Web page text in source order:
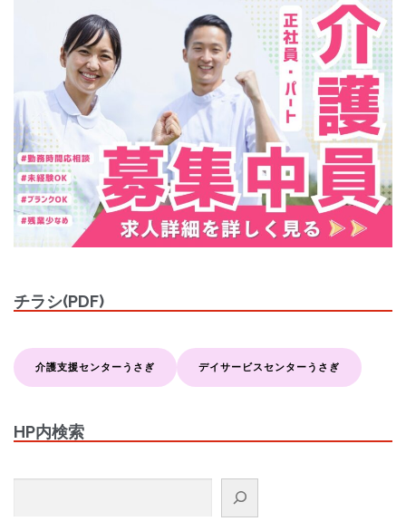
チラシ(PDF)
介護支援センターうさぎ デイサービスセンターうさぎ
HP内検索